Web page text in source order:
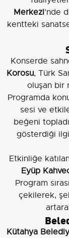
Merkezi'nde
kentteki
Konserde
Korosu, Türk
oluşan bir
Programda
sesi ve
beğeni
gösterdiği
Etkinliğe
Eyüp
Program
çekilerek,
Kütahya